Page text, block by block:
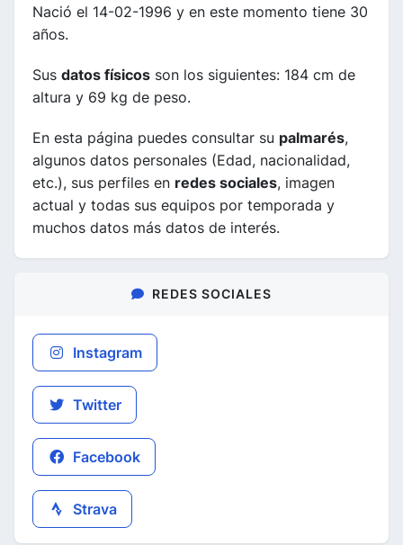
Nació el 14-02-1996 y en este momento tiene 30
años.
Sus datos físicos son los siguientes: 184 cm de
altura y 69 kg de peso.
En esta página puedes consultar su palmarés,
algunos datos personales (Edad, nacionalidad,
etc.), sus perfiles en redes sociales, imagen
actual y todas sus equipos por temporada y
muchos datos más datos de interés.
REDES SOCIALES
Instagram
Twitter
Facebook
Strava